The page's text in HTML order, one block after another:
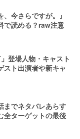
今さらですが。』
で読める？raw注意
登場人物・キャスト
スト出演者や新キャ
までネタバレあらす
全ターゲットの最後